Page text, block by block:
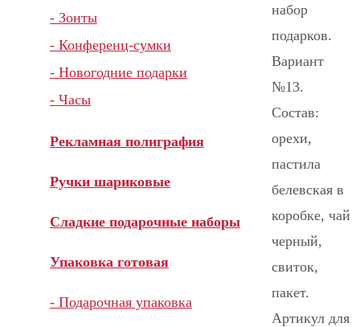
набор
подарков.
Вариант
№13.
Состав:
орехи,
пастила
белевская в
коробке, чай
черный,
свиток,
пакет.
Артикул для
- Зонты
- Конференц-сумки
- Новогодние подарки
- Часы
Рекламная полиграфия
Ручки шариковые
Сладкие подарочные наборы
Упаковка готовая
- Подарочная упаковка